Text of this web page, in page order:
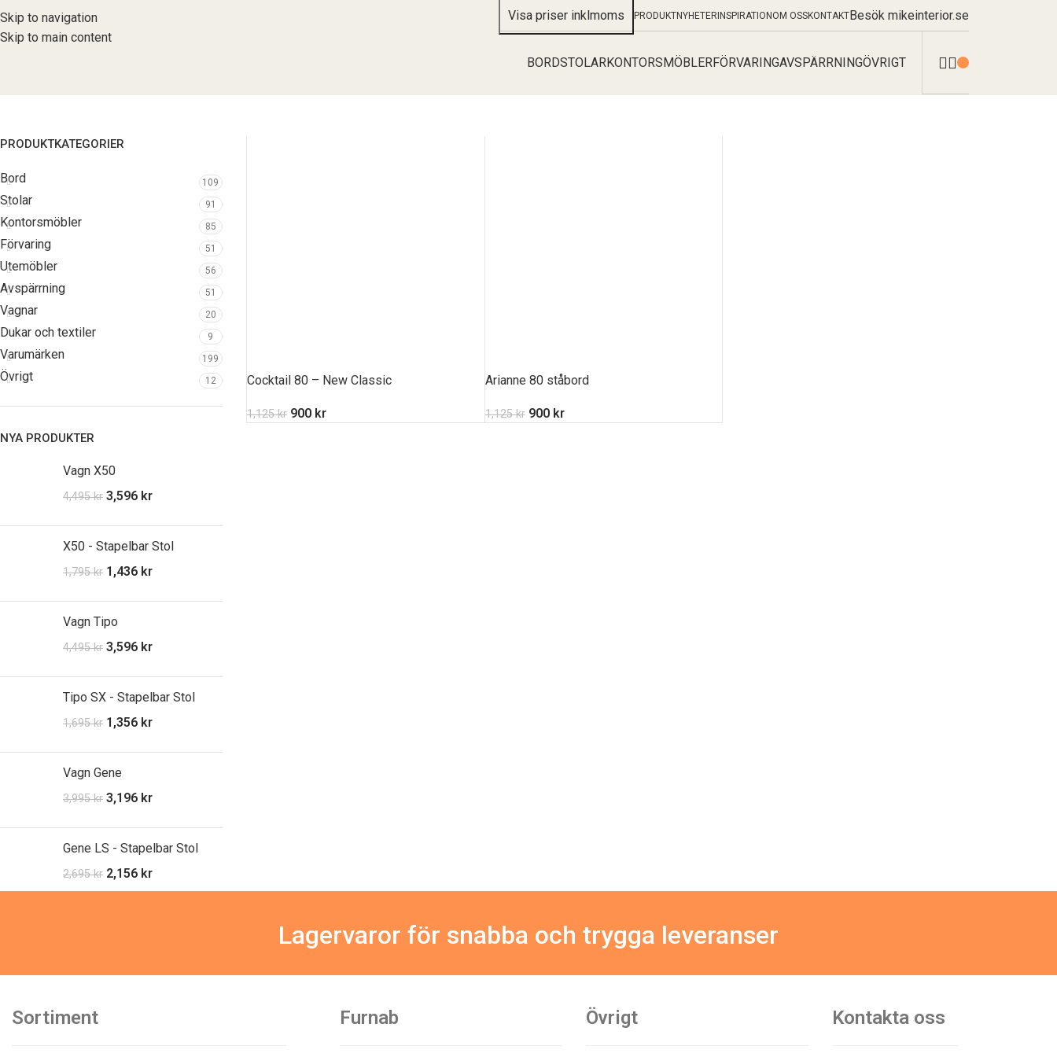
Skip to navigation
Skip to main content
PRODUKTNYHETERINSPIRATIONOM OSSKONTAKTBesök mikeinterior.se
BORDSTOLARKONTORSMÖBLERFÖRVARINGAVSPÄRRNINGÖVRIGT
PRODUKTKATEGORIER
Bord 109
Stolar 91
Kontorsmöbler 85
Förvaring 51
Utemöbler 56
Avspärrning 51
Vagnar 20
Dukar och textiler 9
Varumärken 199
Övrigt 12
NYA PRODUKTER
Vagn X50
4,495kr 3,596 kr
X50 - Stapelbar Stol
1,795kr 1,436 kr
Vagn Tipo
4,495kr 3,596 kr
Tipo SX - Stapelbar Stol
1,695kr 1,356 kr
Vagn Gene
3,995kr 3,196 kr
Gene LS - Stapelbar Stol
2,695kr 2,156 kr
Cocktail 80 – New Classic
1,125kr 900 kr
Arianne 80 ståbord
1,125kr 900 kr
Lagervaror för snabba och trygga leveranser
Sortiment Furnab Övrigt Kontakta oss